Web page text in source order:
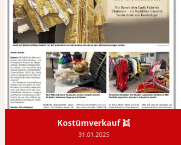
Kostümverkauf 👯
31.01.2025